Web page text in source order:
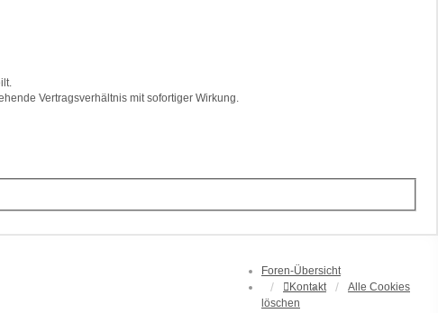
Vertragsverhältnis mit sofortiger Wirkung.
Foren-Übersicht
Kontakt
Alle Cookies
löschen